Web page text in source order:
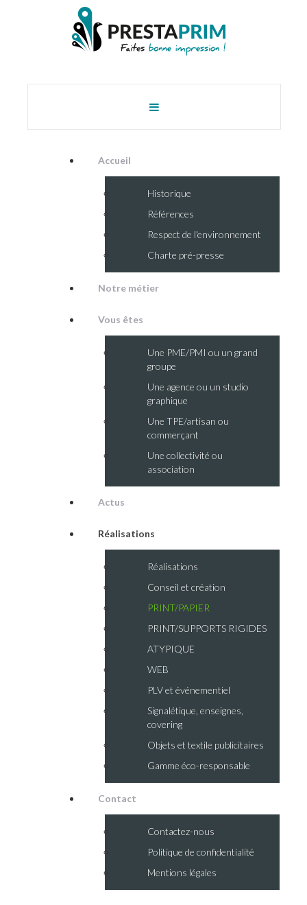
Accueil
Historique
Références
Respect de l'environnement
Charte pré-presse
Notre métier
Vous êtes
Une PME/PMI ou un grand
groupe
Une agence ou un studio
graphique
Une TPE/artisan ou
commerçant
Une collectivité ou
association
Actus
Réalisations
Réalisations
Conseil et création
PRINT/PAPIER
PRINT/SUPPORTS RIGIDES
ATYPIQUE
WEB
PLV et événementiel
Signalétique, enseignes,
covering
Objets et textile publicitaires
Gamme éco-responsable
Contact
Contactez-nous
Politique de confidentialité
Mentions légales